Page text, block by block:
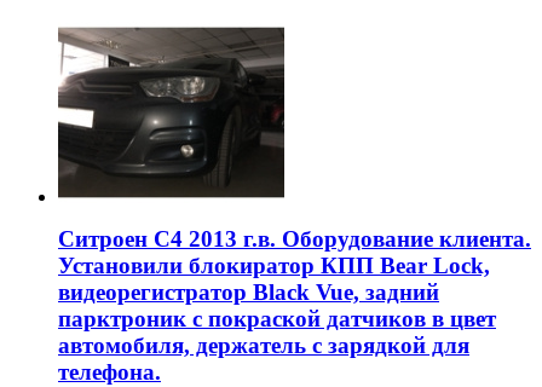
Ситроен С4 2013 г.в. Оборудование клиента.
Установили блокиратор КПП Bear Lock,
видеорегистратор Black Vue, задний
парктроник с покраской датчиков в цвет
автомобиля, держатель с зарядкой для
телефона.